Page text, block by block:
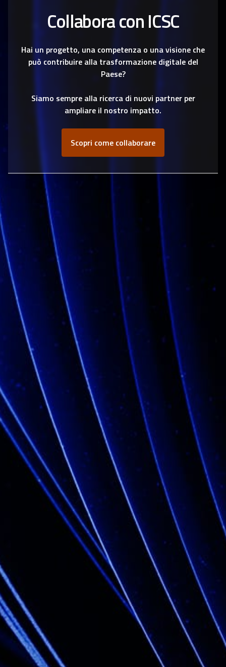
Collabora con ICSC
Hai un progetto, una competenza o una visione che
può contribuire alla trasformazione digitale del
Paese?
Siamo sempre alla ricerca di nuovi partner per
ampliare il nostro impatto.
Scopri come collaborare